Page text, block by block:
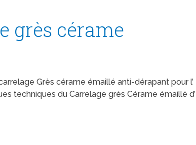
grès cérame
Grès cérame émaillé anti-dérapant pour l’
techniques du Carrelage grès Cérame émaillé d’